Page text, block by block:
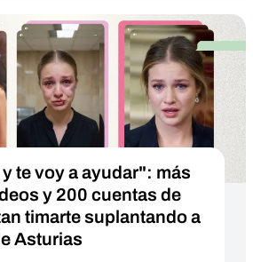
te voy a ayudar": más
y 200 cuentas de
timarte suplantando a
Asturias